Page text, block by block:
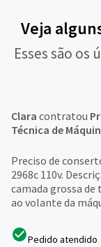
Veja
Esses são os
Clara contratou
Técnica de
Preciso de
2968c 110v.
camada grossa
ao volante da
Pedido atendido